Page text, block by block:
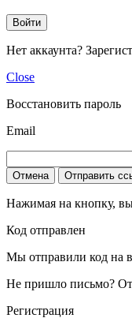
Войти
Нет аккаунта?
Close
Восстановить пароль
Email
Отмена Отправить
Нажимая на кнопку, вы
Код отправлен
Мы отправили код на
Не пришло письмо?
Регистрация